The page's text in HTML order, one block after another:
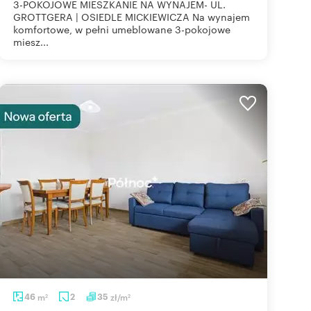
3-POKOJOWE MIESZKANIE NA WYNAJEM- UL.
GROTTGERA | OSIEDLE MICKIEWICZA Na wynajem
komfortowe, w pełni umeblowane 3-pokojowe
miesz...
46 m2 2 35 zł/m2